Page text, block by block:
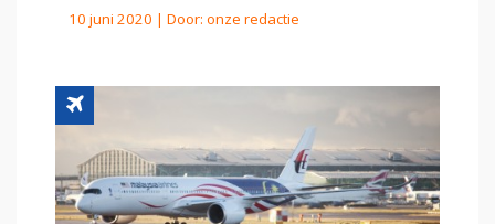
10 juni 2020 | Door: onze redactie